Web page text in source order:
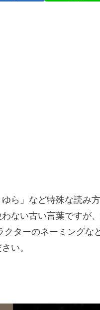
ら」など特殊な読み
ない古い言葉ですが
ターのネーミングな
い。